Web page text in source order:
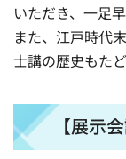
いただき、一足
また、江戸時代
士講の歴史もたど
【展示